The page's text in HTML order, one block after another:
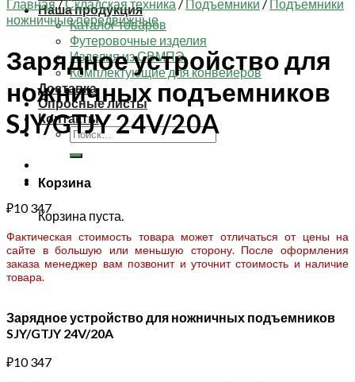
Наша продукция
Каталог товаров
Футеровочные изделия
Изделия из СВМПЭ
Комплектующие для конвейеров
Доставка
Опросные листы
Контакты
Искать:
Корзина
Корзина пуста.
Главная/Складская техника / Подъемники / Подъемники
ножничные передвижные
Зарядное устройство для
ножничных подъемников
SJY/GTJY 24V/20A
₽10 347
Фактическая стоимость товара может отличаться от цены на
сайте в большую или меньшую сторону. После оформления
заказа менеджер вам позвонит и уточнит стоимость и наличие
товара.
Зарядное устройство для ножничных подъемников
SJY/GTJY 24V/20A
₽10 347